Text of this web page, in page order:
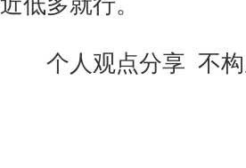
个人观点分享 不构